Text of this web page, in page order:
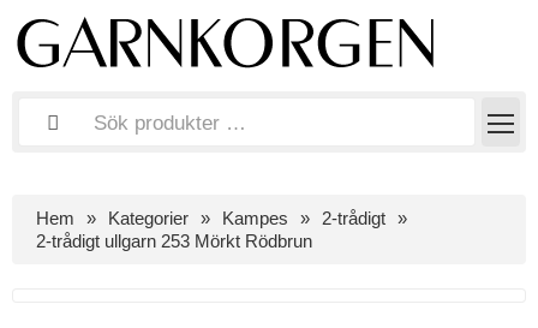
Hem Kategorier Kampes
2-trådigt
2-trådigt ullgarn 253 Mörkt Rödbrun